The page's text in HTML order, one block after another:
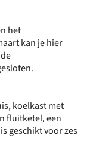
het
kan je hier
koelkast met
fluitketel, een
geschikt voor zes